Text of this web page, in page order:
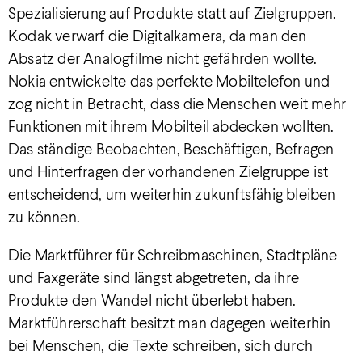
Spezialisierung auf Produkte statt auf Zielgruppen.
Kodak verwarf die Digitalkamera, da man den
Absatz der Analogfilme nicht gefährden wollte.
Nokia entwickelte das perfekte Mobiltelefon und
zog nicht in Betracht, dass die Menschen weit mehr
Funktionen mit ihrem Mobilteil abdecken wollten.
Das ständige Beobachten, Beschäftigen, Befragen
und Hinterfragen der vorhandenen Zielgruppe ist
entscheidend, um weiterhin zukunftsfähig bleiben
zu können.
Die Marktführer für Schreibmaschinen, Stadtpläne
und Faxgeräte sind längst abgetreten, da ihre
Produkte den Wandel nicht überlebt haben.
Marktführerschaft besitzt man dagegen weiterhin
bei Menschen, die Texte schreiben, sich durch